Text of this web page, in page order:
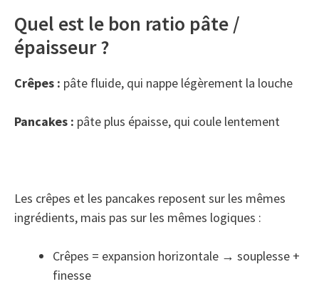
Quel est le bon ratio pâte /
épaisseur ?
Crêpes : pâte fluide, qui nappe légèrement la louche
Pancakes : pâte plus épaisse, qui coule lentement
Les crêpes et les pancakes reposent sur les mêmes
ingrédients, mais pas sur les mêmes logiques :
Crêpes = expansion horizontale → souplesse +
finesse